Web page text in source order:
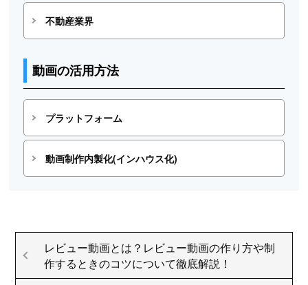
不動産業界
動画の活用方法
プラットフォーム
動画制作内製化(インハウス化)
レビュー動画とは？レビュー動画の作り方や制
作するときのコツについて徹底解説！